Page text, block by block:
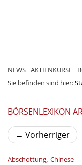
NEWS AKTIENKURSE
Sie befinden sind hier:
BÖRSENLEXIKON
← Vorherriger
Abschottung, Chinese